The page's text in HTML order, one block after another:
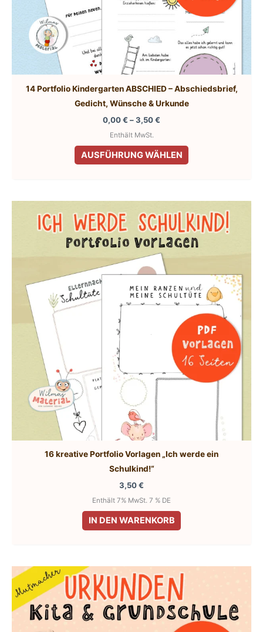
14 Portfolio Kindergarten ABSCHIED – Abschiedsbrief,
Gedicht, Wünsche & Urkunde
0,00€ –3,50€
Enthält MwSt.
AUSFÜHRUNG WÄHLEN
Dieses
Produkt
Varianten
auf.
Die
können
auf
der
Produktseite
gewählt
werden
16 kreative Portfolio Vorlagen „Ich werde ein
Schulkind!“
3,50€
Enthält 7% MwSt. 7 % DE
IN DEN WARENKORB